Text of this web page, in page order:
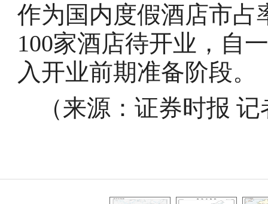
作为国内度假酒店市占
100家酒店待开业，自
入开业前期准备阶段。
（来源：证券时报 记